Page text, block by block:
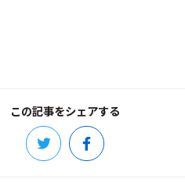
この記事をシェアする